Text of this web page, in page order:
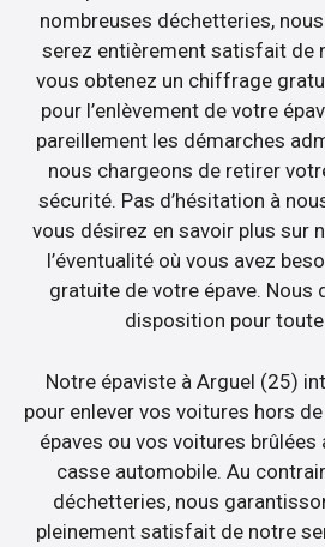
nombreuses déchetteries,
serez entièrement satisfait de
vous obtenez un chiffrage
pour l’enlèvement de votre
pareillement les démarches
nous chargeons de retirer
sécurité. Pas d’hésitation à
vous désirez en savoir plus sur
l’éventualité où vous avez
gratuite de votre épave. Nous
disposition pour
Notre épaviste à Arguel (25)
pour enlever vos voitures hors
épaves ou vos voitures brûlées
casse automobile. Au
déchetteries, nous
pleinement satisfait de notre